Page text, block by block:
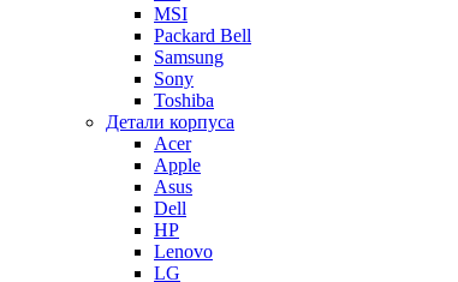
MSI
Packard Bell
Samsung
Sony
Toshiba
Детали корпуса
Acer
Apple
Asus
Dell
HP
Lenovo
LG